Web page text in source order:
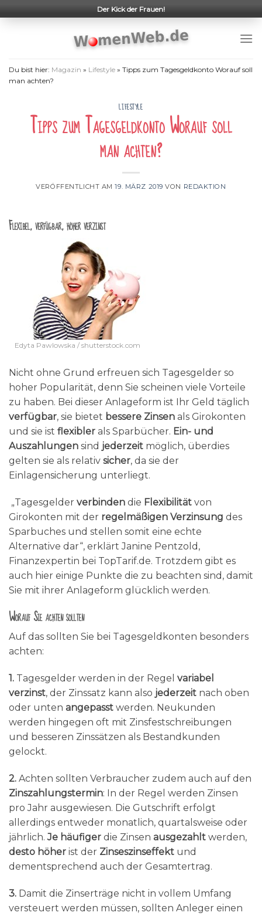
to
Der Kick der Frauen!
Du bist hier: Magazin » Lifestyle » Tipps zum Tagesgeldkonto Worauf soll
man achten?
LIFESTYLE
Tipps zum Tagesgeldkonto Worauf soll
man achten?
VERÖFFENTLICHT AM19. MÄRZ 2019 VON REDAKTION
Flexibel, verfügbar, höher verzinst
Edyta Pawlowska / shutterstock.com
Nicht ohne Grund erfreuen sich Tagesgelder so
hoher Popularität, denn Sie scheinen viele Vorteile
zu haben. Bei dieser Anlageform ist Ihr Geld täglich
verfügbar, sie bietet bessere Zinsen als Girokonten
und sie ist flexibler als Sparbücher. Ein- und
Auszahlungen sind jederzeit möglich, überdies
gelten sie als relativ sicher, da sie der
Einlagensicherung unterliegt.
„Tagesgelder verbinden die Flexibilität von
Girokonten mit der regelmäßigen Verzinsung des
Sparbuches und stellen somit eine echte
Alternative dar“, erklärt Janine Pentzold,
Finanzexpertin bei TopTarif.de. Trotzdem gibt es
auch hier einige Punkte die zu beachten sind, damit
Sie mit ihrer Anlageform glücklich werden.
Worauf Sie achten sollten
Auf das sollten Sie bei Tagesgeldkonten besonders
achten:
1. Tagesgelder werden in der Regel variabel
verzinst, der Zinssatz kann also jederzeit nach oben
oder unten angepasst werden. Neukunden
werden hingegen oft mit Zinsfestschreibungen
und besseren Zinssätzen als Bestandkunden
gelockt.
2. Achten sollten Verbraucher zudem auch auf den
Zinszahlungstermin: In der Regel werden Zinsen
pro Jahr ausgewiesen. Die Gutschrift erfolgt
allerdings entweder monatlich, quartalsweise oder
jährlich. Je häufiger die Zinsen ausgezahlt werden,
desto höher ist der Zinseszinseffekt und
dementsprechend auch der Gesamtertrag.
3. Damit die Zinserträge nicht in vollem Umfang
versteuert werden müssen, sollten Anleger einen